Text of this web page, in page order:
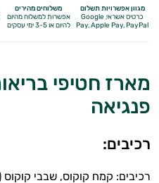
ומנוחה
שומן
לספורטאים
משפרי
ביצועים
מגוון אפשרויות תשלום
כרטיס אשראי, Google
Pay,Apple Pay, PayPal
משלוחים מהירים
אפשרות למשלוח מהיום
להיום או 3-5 ימי עסקים
מארז חטיפי
פנגיאה
רכיבים: